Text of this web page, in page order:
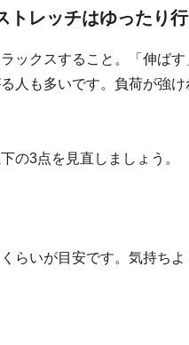
トレッチはゆったり
ックスすること。「伸ば
人も多いです。負荷が強
の3点を見直しましょう。
らいが目安です。気持ち